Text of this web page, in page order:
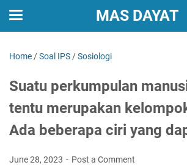
MAS DAYAT
Home /Soal IPS /Sosiologi
Suatu perkumpulan
tentu merupakan
Ada beberapa ciri yang
June 28, 2023 Post a Comment